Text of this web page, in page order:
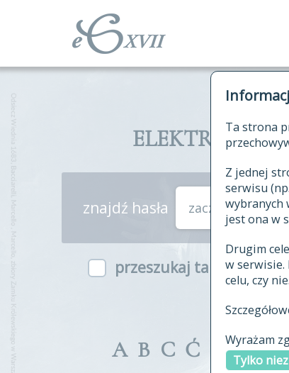
Ta strona
Z jednej
serwisu
wybranych
jest ona w
Drugim
w serwisie.
celu, czy
Wyrażam
Tylko
znajdź hasła zaczynające się
przeszukaj także hasła
A B C Ć E F